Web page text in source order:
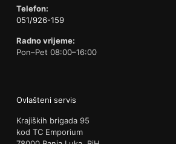
Telefon:
051/926-159
Radno vrijeme:
Pon–Pet 08:00–16:00
Ovlašteni servis
Krajiških brigada 95
kod TC Emporium